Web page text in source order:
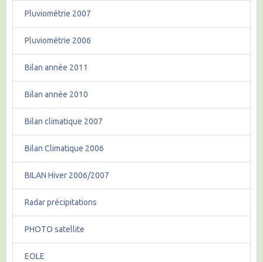
Pluviométrie 2007
Pluviométrie 2006
Bilan année 2011
Bilan année 2010
Bilan climatique 2007
Bilan Climatique 2006
BILAN Hiver 2006/2007
Radar précipitations
PHOTO satellite
EOLE